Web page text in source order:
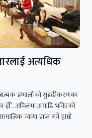
अत्यधिक
प्रणालीको सुदृढीकरणका
हौँ’, अपिलमा अगाडि भनिएको
न्याया प्राप्त गर्ने हाम्रो